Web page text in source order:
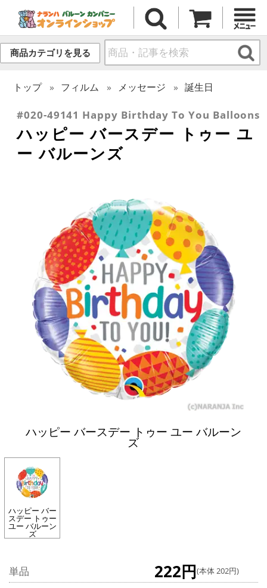
商品カテゴリを見る
トップ フィルム メッセージ 誕生日
#020-49141 Happy Birthday To You Balloons
ハッピー バースデー トゥー ユ
ー バルーンズ
ハッピー バースデー トゥー ユー バルーン
ズ
ハッピー バー
スデー トゥー
ユー バルーン
ズ
単品 222円(本体 202円)